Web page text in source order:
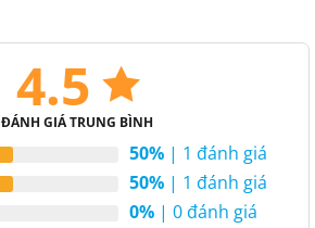
4.5
ĐÁNH GIÁ TRUNG BÌNH
50% | 1 đánh giá
50% | 1 đánh giá
0% | 0 đánh giá